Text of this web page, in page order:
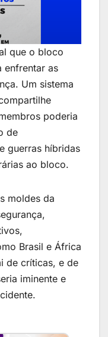
que o bloco
enfrentar as
Um sistema
poderia
de
guerras híbridas
ao bloco.
moldes da
Brasil e África
de críticas, e de
iminente e